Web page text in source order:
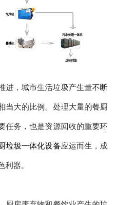
进，城市生活垃圾产生量不断
当大的比例。处理大量的餐厨
任务，也是资源回收的重要环
垃圾一体化设备应运而生，成
器。